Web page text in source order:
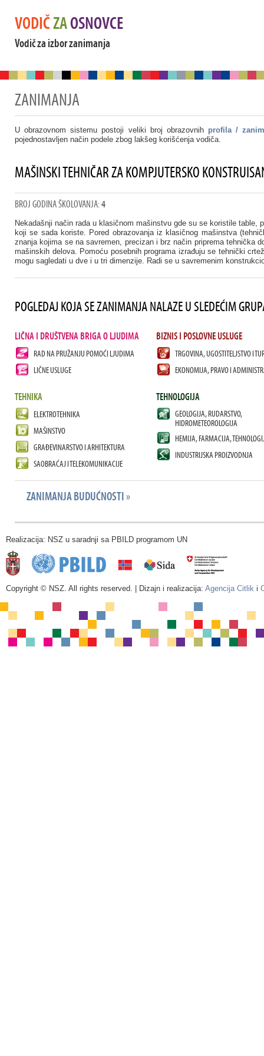
VODIČZAOSNOVCE
Vodič za izbor zanimanja
ZANIMANJA
U obrazovnom sistemu postoji veliki broj obrazovnih profila /
pojednostavljen način podele zbog lakšeg korišćenja vodiča.
MAŠINSKI TEHNIČAR ZA KOMPJUTERSKO
BROJ GODINA ŠKOLOVANJA:4
Nekadašnji način rada u klasičnom mašinstvu gde su se koristile
koji se sada koriste. Pored obrazovanja iz klasičnog mašinstva
znanja kojima se na savremen, precizan i brz način priprema tehnička
mašinskih delova. Pomoću posebnih programa izrađuju se tehnički
mogu sagledati u dve i u tri dimenzije. Radi se u savremenim
POGLEDAJ KOJA SE ZANIMANJA NALAZE U SLEDEĆIM
LIČNA I DRUŠTVENA BRIGA O LJUDIMA
RAD NA PRUŽANJU POMOĆI LJUDIMA
LIČNE USLUGE
BIZNIS I POSLOVNE USLUGE
TRGOVINA, UGOSTITELJSTVO I
EKONOMIJA, PRAVO I
TEHNIKA
ELEKTROTEHNIKA
MAŠINSTVO
GRAĐEVINARSTVO I ARHITEKTURA
SAOBRAĆAJ I TELEKOMUNIKACIJE
TEHNOLOGIJA
GEOLOGIJA, RUDARSTVO,
HIDROMETEOROLOGIJA
HEMIJA, FARMACIJA,
INDUSTRIJSKA PROIZVODNJA
ZANIMANJA BUDUĆNOSTI»
Realizacija: NSZ u saradnji sa PBILD programom UN
Copyright © NSZ. All rights reserved. | Dizajn i realizacija: Agencija Citlik i